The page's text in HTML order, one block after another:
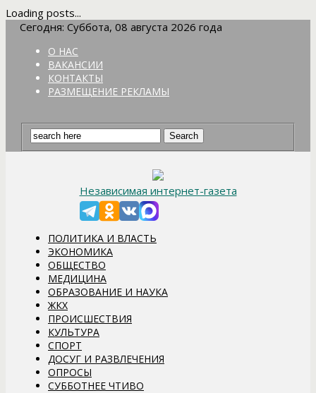
Loading posts...
Сегодня: Суббота, 08 августа 2026 года
О НАС
ВАКАНСИИ
КОНТАКТЫ
РАЗМЕЩЕНИЕ РЕКЛАМЫ
Независимая интернет-газета
ПОЛИТИКА И ВЛАСТЬ
ЭКОНОМИКА
ОБЩЕСТВО
МЕДИЦИНА
ОБРАЗОВАНИЕ И НАУКА
ЖКХ
ПРОИСШЕСТВИЯ
КУЛЬТУРА
СПОРТ
ДОСУГ И РАЗВЛЕЧЕНИЯ
ОПРОСЫ
СУББОТНЕЕ ЧТИВО